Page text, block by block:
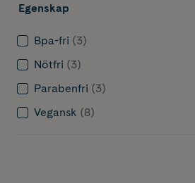
Egenskap
Bpa-fri (3)
Nötfri (3)
Parabenfri (3)
Vegansk (8)